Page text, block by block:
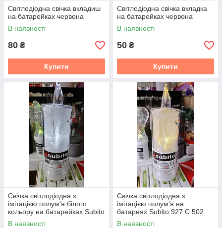
Світлодіодна свічка вкладиш
на батарейках червона
В наявності
80 ₴
Купити
Світлодіодна свічка вкладка
на батарейках червона
В наявності
50 ₴
Купити
Свічка світлодіодна з
імітацією полум'я білого
кольору на батарейках Subito
926 C 502
В наявності
Свічка світлодіодна з
імітацією полум'я на
батареях Subito 927 C 502
В наявності